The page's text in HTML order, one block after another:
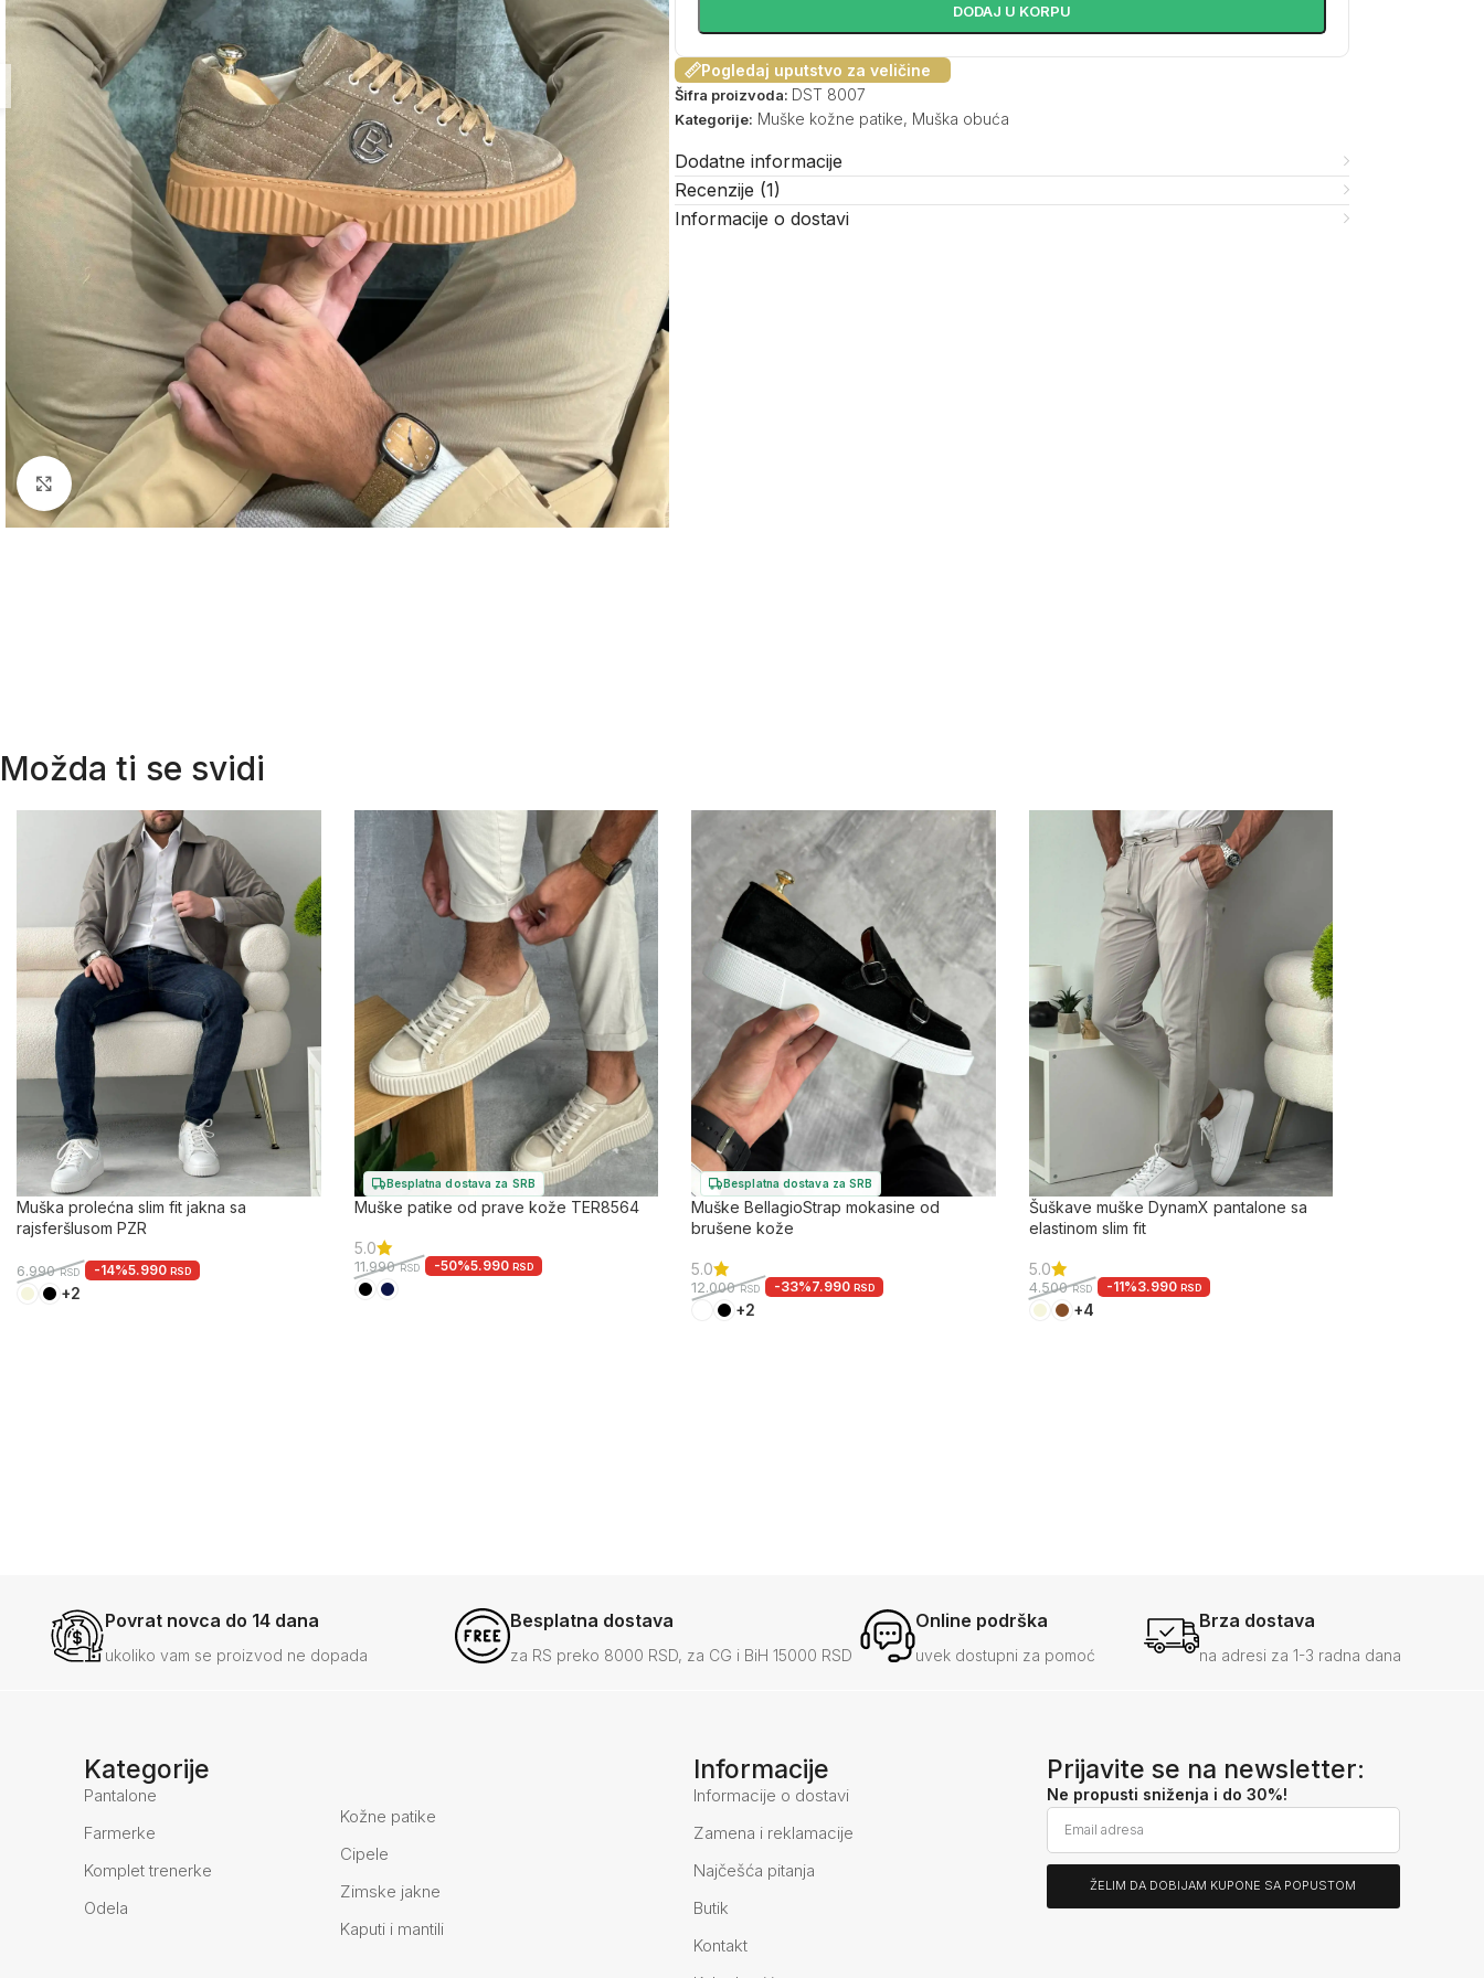
Zumiraj sliku
DODAJ U KORPU
Pogledaj uputstvo za veličine
Šifra proizvoda: DST 8007
Kategorije: Muške kožne patike, Muška obuća
Dodatne informacije
Recenzije (1)
Informacije o dostavi
Možda ti se svidi
Muška prolećna slim fit jakna sa
rajsferšlusom PZR
6.990RSD -14%5.990 RSD
+2
Besplatna dostava za SRB
Muške patike od prave kože TER8564
5.0
11.990RSD -50%5.990 RSD
Besplatna dostava za SRB
Muške BellagioStrap mokasine od
brušene kože
5.0
12.000RSD -33%7.990 RSD
+2
Šuškave muške DynamX pantalone sa
elastinom slim fit
5.0
4.500RSD -11%3.990 RSD
+4
Povrat novca do 14 dana
ukoliko vam se proizvod ne dopada
Besplatna dostava
za RS preko 8000 RSD, za CG i BiH 15000 RSD
Online podrška
uvek dostupni za pomoć
Brza dostava
na adresi za 1-3 radna dana
Kategorije
Pantalone
Farmerke
Komplet trenerke
Odela
Kožne patike
Cipele
Zimske jakne
Kaputi i mantili
Informacije
Informacije o dostavi
Zamena i reklamacije
Najčešća pitanja
Butik
Kontakt
Prijavite se na newsletter:
Ne propusti sniženja i do 30%!
ŽELIM DA DOBIJAM KUPONE SA POPUSTOM